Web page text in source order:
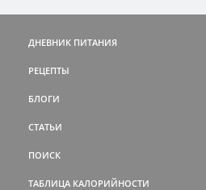
ДНЕВНИК ПИТАНИЯ
РЕЦЕПТЫ
БЛОГИ
СТАТЬИ
ПОИСК
ТАБЛИЦА КАЛОРИЙНОСТИ